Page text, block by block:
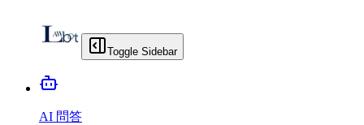
Toggle Sidebar
AI 問答